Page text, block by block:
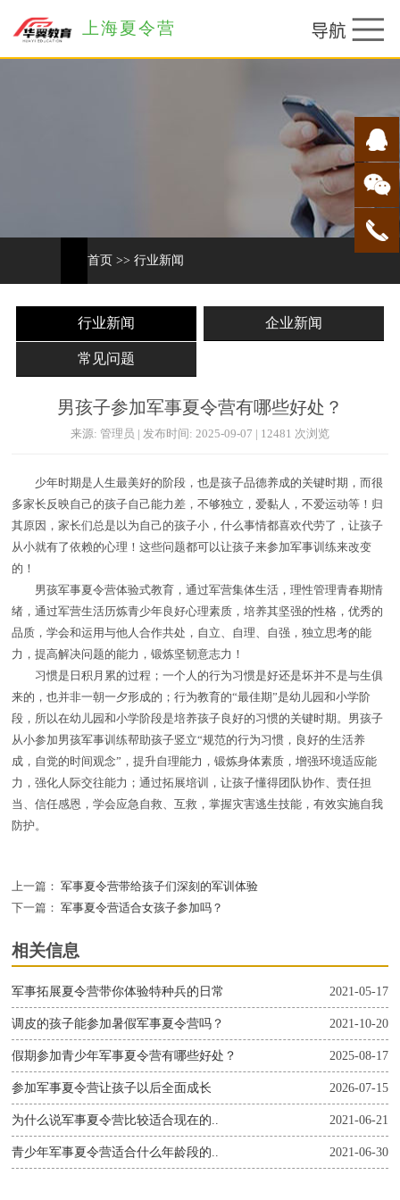
上海夏令营
首页 >> 行业新闻
行业新闻 企业新闻
常见问题
男孩子参加军事夏令营有哪些好处？
来源: 管理员 | 发布时间: 2025-09-07 | 12481 次浏览
少年时期是人生最美好的阶段，也是孩子品德养成的关键时期，而很
多家长反映自己的孩子自己能力差，不够独立，爱黏人，不爱运动等！归
其原因，家长们总是以为自己的孩子小，什么事情都喜欢代劳了，让孩子
从小就有了依赖的心理！这些问题都可以让孩子来参加军事训练来改变
的！
男孩军事夏令营体验式教育，通过军营集体生活，理性管理青春期情
绪，通过军营生活历炼青少年良好心理素质，培养其坚强的性格，优秀的
品质，学会和运用与他人合作共处，自立、自理、自强，独立思考的能
力，提高解决问题的能力，锻炼坚韧意志力！
习惯是日积月累的过程；一个人的行为习惯是好还是坏并不是与生俱
来的，也并非一朝一夕形成的；行为教育的“最佳期”是幼儿园和小学阶
段，所以在幼儿园和小学阶段是培养孩子良好的习惯的关键时期。男孩子
从小参加男孩军事训练帮助孩子竖立“规范的行为习惯，良好的生活养
成，自觉的时间观念”，提升自理能力，锻炼身体素质，增强环境适应能
力，强化人际交往能力；通过拓展培训，让孩子懂得团队协作、责任担
当、信任感恩，学会应急自救、互救，掌握灾害逃生技能，有效实施自我
防护。
上一篇： 军事夏令营带给孩子们深刻的军训体验
下一篇： 军事夏令营适合女孩子参加吗？
相关信息
2021-05-17
军事拓展夏令营带你体验特种兵的日常
2021-10-20
调皮的孩子能参加暑假军事夏令营吗？
2025-08-17
假期参加青少年军事夏令营有哪些好处？
2026-07-15
参加军事夏令营让孩子以后全面成长
2021-06-21
为什么说军事夏令营比较适合现在的..
2021-06-30
青少年军事夏令营适合什么年龄段的..